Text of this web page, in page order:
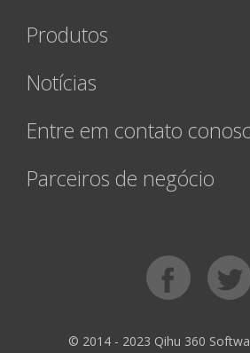
Produtos
Notícias
Entre em contato
Parceiros de negócio
© 2014 - 2023 Qihu 360